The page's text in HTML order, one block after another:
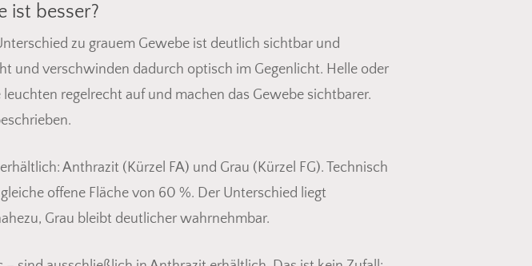
ist besser?
zu grauem Gewebe ist deutlich sichtbar und
und verschwinden dadurch optisch im Gegenlicht. Helle oder
regelrecht auf und machen das Gewebe sichtbarer.
Anthrazit (Kürzel FA) und Grau (Kürzel FG). Technisch
offene Fläche von 60 %. Der Unterschied liegt
Grau bleibt deutlicher wahrnehmbar.